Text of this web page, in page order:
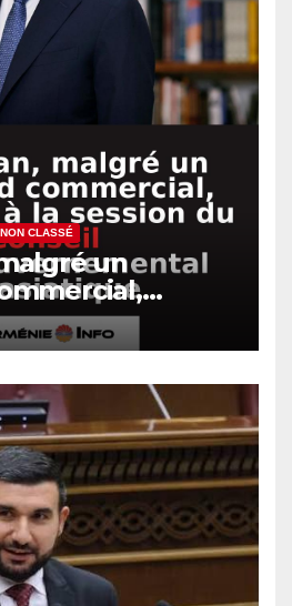
NON CLASSÉ
un
session du